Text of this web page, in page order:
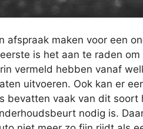
afspraak maken voor een
is het aan te raden
vermeld hebben vanaf
uitvoeren. Ook kan er
bevatten vaak van dit
nodig is.